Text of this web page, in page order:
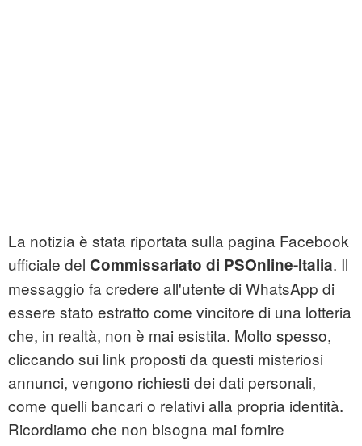
La notizia è stata riportata sulla pagina Facebook
ufficiale del Commissariato di PSOnline-Italia. Il
messaggio fa credere all'utente di WhatsApp di
essere stato estratto come vincitore di una lotteria
che, in realtà, non è mai esistita. Molto spesso,
cliccando sui link proposti da questi misteriosi
annunci, vengono richiesti dei dati personali,
come quelli bancari o relativi alla propria identità.
Ricordiamo che non bisogna mai fornire